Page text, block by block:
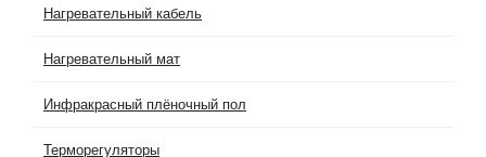
Нагревательный кабель
Нагревательный мат
Инфракрасный плёночный пол
Терморегуляторы